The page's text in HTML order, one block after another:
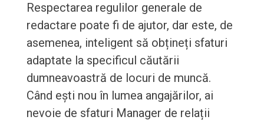
Respectarea regulilor generale de
redactare poate fi de ajutor, dar este, de
asemenea, inteligent să obțineți sfaturi
adaptate la specificul căutării
dumneavoastră de locuri de muncă.
Când ești nou în lumea angajărilor, ai
nevoie de sfaturi Manager de relații